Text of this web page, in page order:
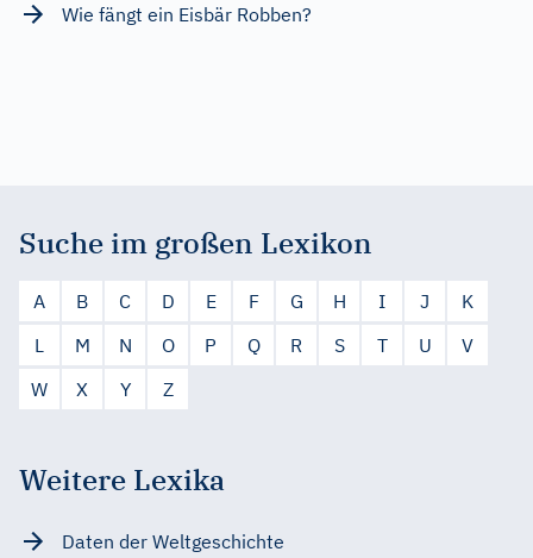
Wie fängt ein Eisbär Robben?
Suche im großen Lexikon
A B C D E F G H I J
K
L
M N O P Q R S T U
V
W
X Y Z
Weitere Lexika
Daten der Weltgeschichte